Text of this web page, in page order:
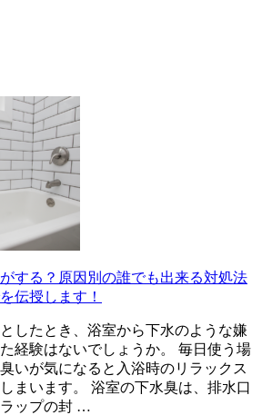
する？原因別の誰でも出来る対処法
伝授します！
したとき、浴室から下水のような嫌
経験はないでしょうか。 毎日使う場
いが気になると入浴時のリラックス
まいます。 浴室の下水臭は、排水口
ップの封 …